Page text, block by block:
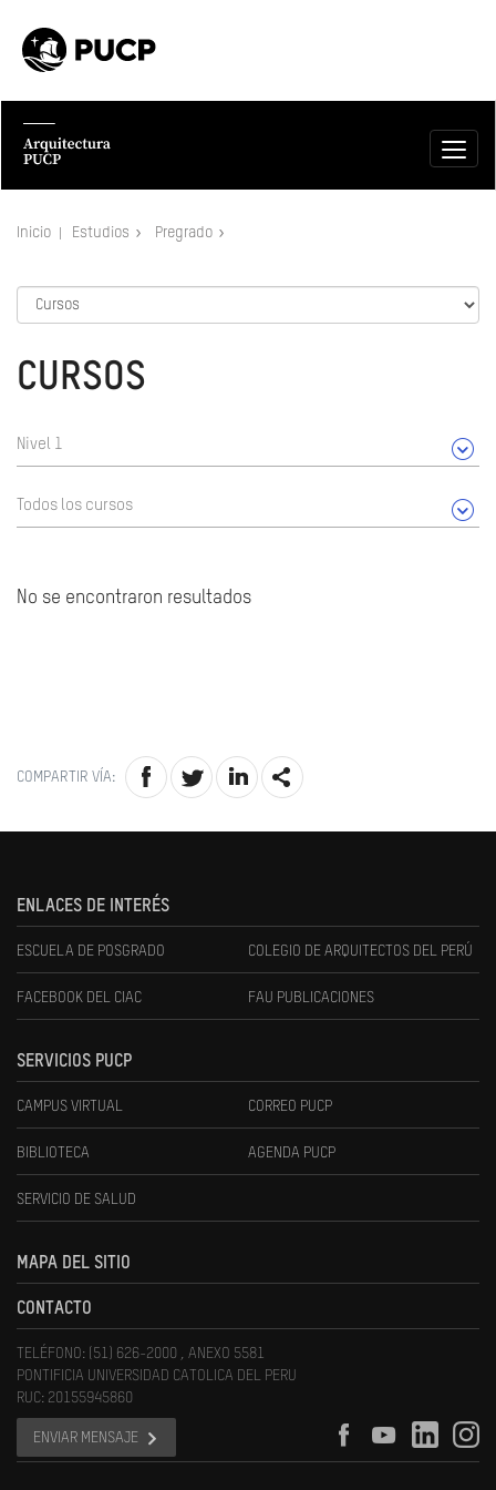
Inicio Estudios Pregrado
CURSOS
Nivel 1
Todos los cursos
No se encontraron resultados
COMPARTIR VÍA:
ENLACES DE INTERÉS
ESCUELA DE POSGRADO COLEGIO DE ARQUITECTOS DEL PERÚ
FACEBOOK DEL CIAC FAU PUBLICACIONES
SERVICIOS PUCP
CAMPUS VIRTUAL CORREO PUCP
BIBLIOTECA AGENDA PUCP
SERVICIO DE SALUD
MAPA DEL SITIO
CONTACTO
TELÉFONO: (51) 626-2000 , ANEXO 5581
PONTIFICIA UNIVERSIDAD CATOLICA DEL PERU
RUC: 20155945860
ENVIAR MENSAJE